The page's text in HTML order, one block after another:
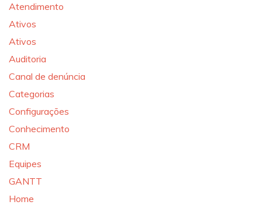
Atendimento
Ativos
Ativos
Auditoria
Canal de denúncia
Categorias
Configurações
Conhecimento
CRM
Equipes
GANTT
Home